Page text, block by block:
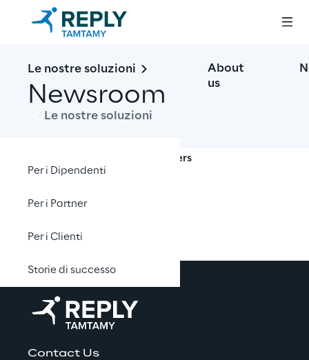
Le nostre soluzioni
Le nostre soluzioni
Per i Dipendenti
Per i Partner
Per i Clienti
Storie di successo
About
us
Newsroom
Open filters
Contact Us